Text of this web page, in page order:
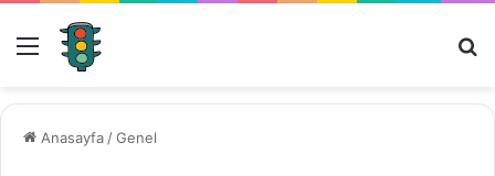
Menü
Anasayfa /Genel